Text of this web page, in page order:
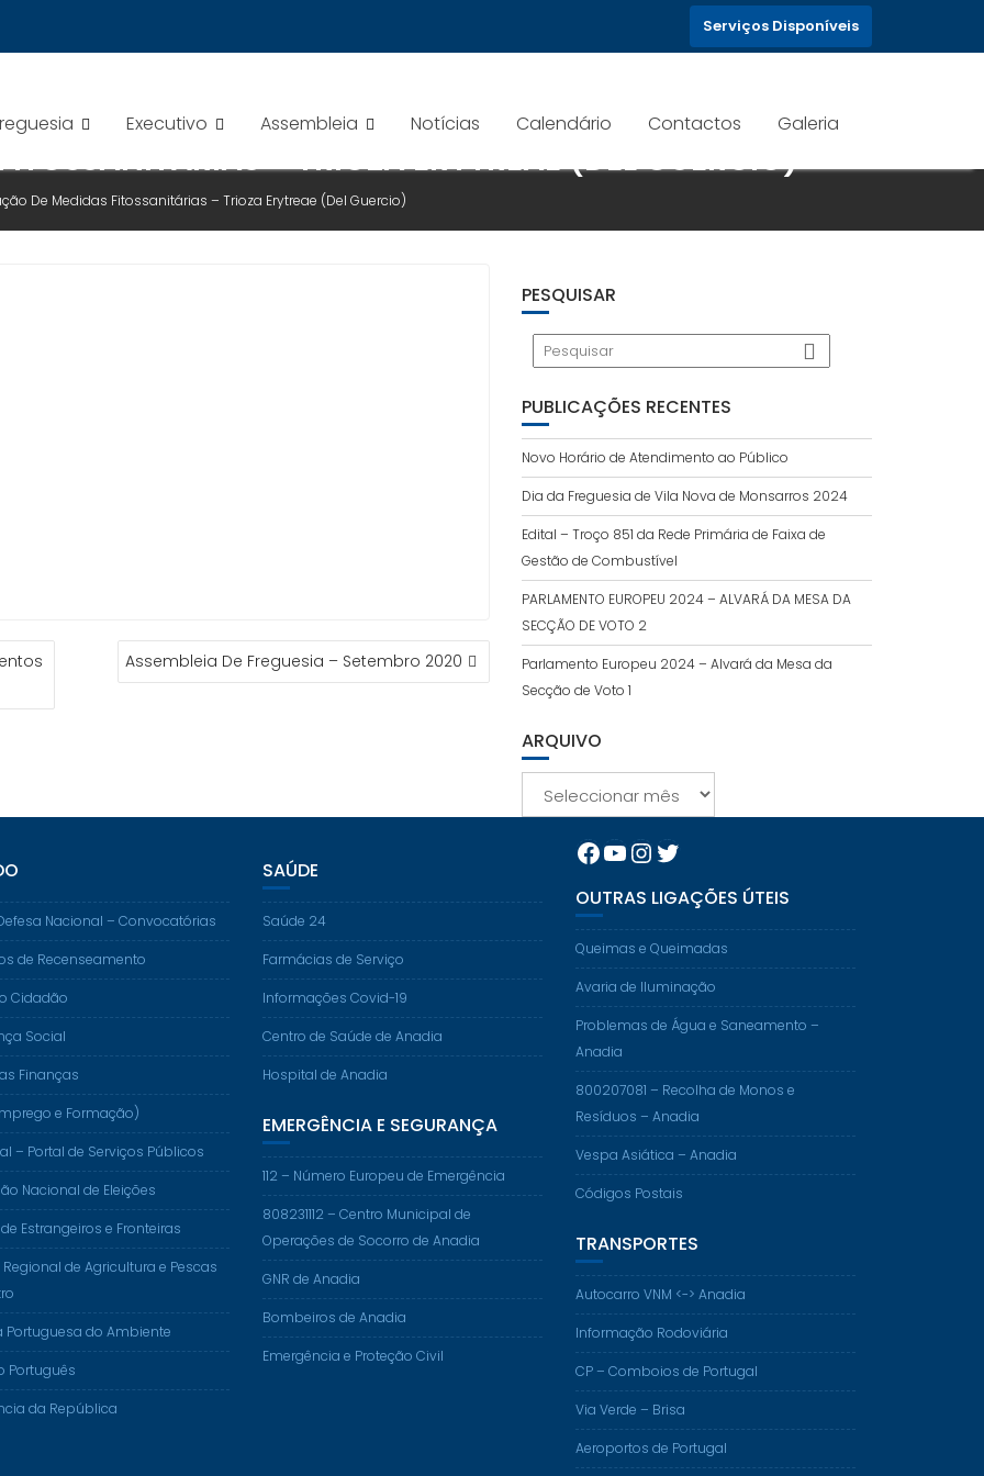
Serviços Disponíveis
Executivo Assembleia Notícias Calendário Contactos Galeria
– TRIOZA ERYTREAE (DEL GUERCIO)
De Medidas Fitossanitárias – Trioza Erytreae (Del Guercio)
Assembleia De Freguesia – Setembro 2020
PESQUISAR
PUBLICAÇÕES RECENTES
Novo Horário de Atendimento ao Público
Dia da Freguesia de Vila Nova de Monsarros 2024
Edital – Troço 851 da Rede Primária de Faixa de
Gestão de Combustível
PARLAMENTO EUROPEU 2024 – ALVARÁ DA MESA DA
SECÇÃO DE VOTO 2
Parlamento Europeu 2024 – Alvará da Mesa da
Secção de Voto 1
ARQUIVO
Nacional – Convocatórias
de Recenseamento
Cidadão
Social
Finanças
e Formação)
– Portal de Serviços Públicos
Nacional de Eleições
Estrangeiros e Fronteiras
Regional de Agricultura e Pescas
Portuguesa do Ambiente
Português
da República
SAÚDE
Saúde 24
Farmácias de Serviço
Informações Covid-19
Centro de Saúde de Anadia
Hospital de Anadia
EMERGÊNCIA E SEGURANÇA
112 – Número Europeu de Emergência
808231112 – Centro Municipal de
Operações de Socorro de Anadia
GNR de Anadia
Bombeiros de Anadia
Emergência e Proteção Civil
Facebook
YouTube
Instagram
Twitter
OUTRAS LIGAÇÕES ÚTEIS
Queimas e Queimadas
Avaria de Iluminação
Problemas de Água e Saneamento –
Anadia
800207081 – Recolha de Monos e
Resíduos – Anadia
Vespa Asiática – Anadia
Códigos Postais
TRANSPORTES
Autocarro VNM <-> Anadia
Informação Rodoviária
CP – Comboios de Portugal
Via Verde – Brisa
Aeroportos de Portugal